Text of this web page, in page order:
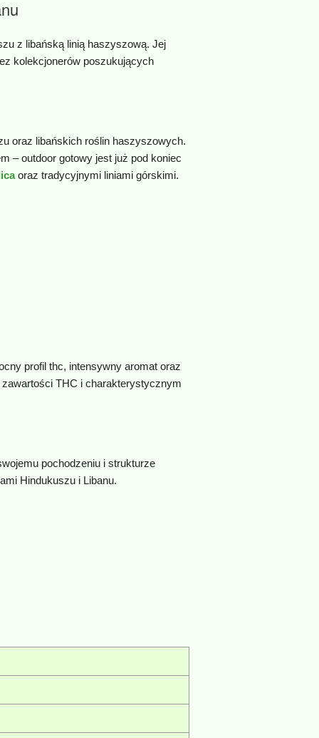
z libańską linią haszyszową. Jej
kolekcjonerów poszukujących
oraz libańskich roślin haszyszowych.
– outdoor gotowy jest już pod koniec
oraz tradycyjnymi liniami górskimi.
profil thc, intensywny aromat oraz
zawartości THC i charakterystycznym
pochodzeniu i strukturze
Hindukuszu i Libanu.